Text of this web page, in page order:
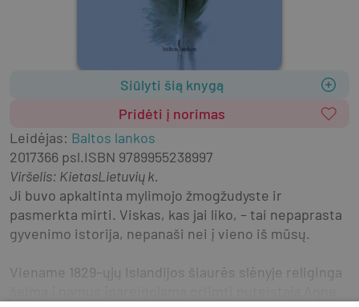
Siūlyti šią knygą
Pridėti į norimas
Leidėjas: Baltos lankos
2017366 psl.ISBN 9789955238997
Viršelis: KietasLietuvių k.
Ji buvo apkaltinta mylimojo žmogžudyste ir
pasmerkta mirti. Viskas, kas jai liko, – tai nepaprasta
gyvenimo istorija, nepanaši nei į vieno iš mūsų.
Viename 1829–ųjų Islandijos šiaurės slėnyje religinga